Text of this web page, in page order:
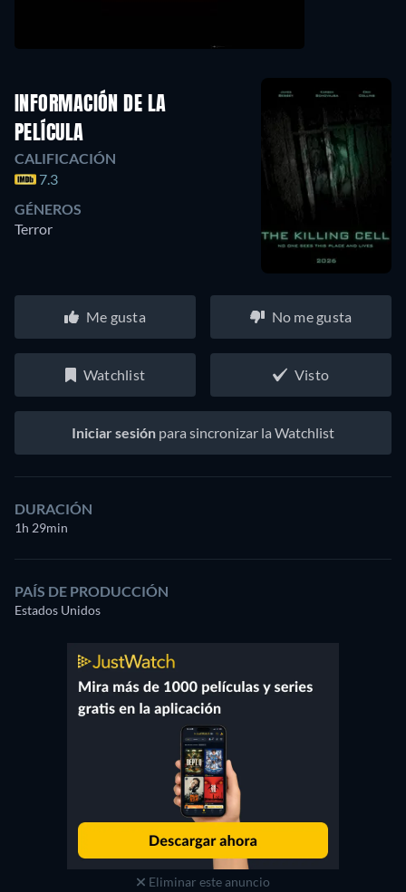
INFORMACIÓN DE LA
PELÍCULA
CALIFICACIÓN
7.3
GÉNEROS
Terror
Me gusta No me gusta
Watchlist Visto
Iniciar sesión para sincronizar la Watchlist
DURACIÓN
1h 29min
PAÍS DE PRODUCCIÓN
Estados Unidos
Eliminar este anuncio